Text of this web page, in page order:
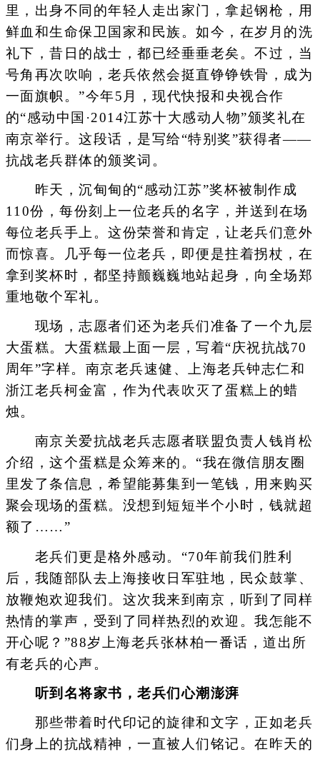
里，出身不同的年轻人走出家门，拿起钢枪，用
鲜血和生命保卫国家和民族。如今，在岁月的洗
礼下，昔日的战士，都已经垂垂老矣。不过，当
号角再次吹响，老兵依然会挺直铮铮铁骨，成为
一面旗帜。”今年5月，现代快报和央视合作
的“感动中国·2014江苏十大感动人物”颁奖礼在
南京举行。这段话，是写给“特别奖”获得者——
抗战老兵群体的颁奖词。
昨天，沉甸甸的“感动江苏”奖杯被制作成
110份，每份刻上一位老兵的名字，并送到在场
每位老兵手上。这份荣誉和肯定，让老兵们意外
而惊喜。几乎每一位老兵，即便是拄着拐杖，在
拿到奖杯时，都坚持颤巍巍地站起身，向全场郑
重地敬个军礼。
现场，志愿者们还为老兵们准备了一个九层
大蛋糕。大蛋糕最上面一层，写着“庆祝抗战70
周年”字样。南京老兵速健、上海老兵钟志仁和
浙江老兵柯金富，作为代表吹灭了蛋糕上的蜡
烛。
南京关爱抗战老兵志愿者联盟负责人钱肖松
介绍，这个蛋糕是众筹来的。“我在微信朋友圈
里发了条信息，希望能募集到一笔钱，用来购买
聚会现场的蛋糕。没想到短短半个小时，钱就超
额了……”
老兵们更是格外感动。“70年前我们胜利
后，我随部队去上海接收日军驻地，民众鼓掌、
放鞭炮欢迎我们。这次我来到南京，听到了同样
热情的掌声，受到了同样热烈的欢迎。我怎能不
开心呢？”88岁上海老兵张林柏一番话，道出所
有老兵的心声。
听到名将家书，老兵们心潮澎湃
那些带着时代印记的旋律和文字，正如老兵
们身上的抗战精神，一直被人们铭记。在昨天的